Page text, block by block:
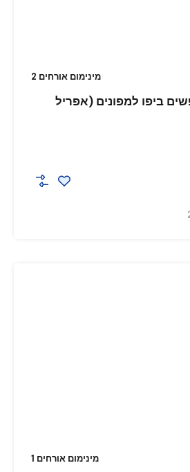
מינימום אורחים 2
ביפו למפונים (אפריל
מינימום אורחים 1